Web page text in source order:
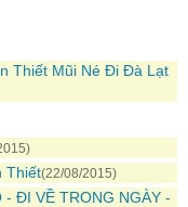
Thiết Mũi Né Đi Đà Lạt
Thiết(22/08/2015)
- ĐI VỀ TRONG NGÀY -